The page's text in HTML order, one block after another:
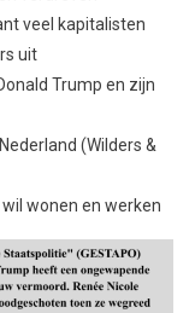
veel kapitalisten
uit
Trump en zijn
(Wilders &
wonen en werken